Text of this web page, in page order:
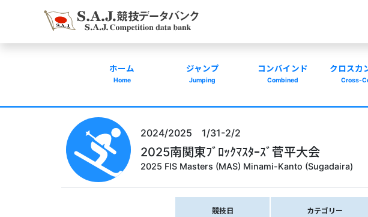
ホーム
Home
ジャンプ
Jumping
コンバインド
Combined
クロスカ
Cross-
2024/2025 1/31-2/2
2025南関東ﾌﾞﾛｯｸﾏｽﾀｰｽﾞ菅平大会
2025 FIS Masters (MAS) Minami-Kanto (Sugadaira)
競技日 カテゴリー